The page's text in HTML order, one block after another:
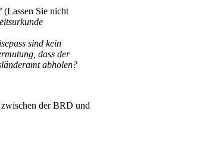
(Lassen Sie nicht
sind kein
dass der
abholen?
der BRD und